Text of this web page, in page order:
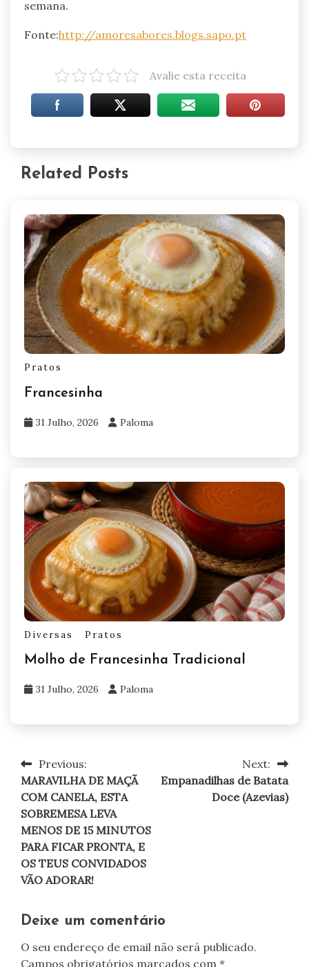
semana.
Fonte:http://amoresabores.blogs.sapo.pt
Avalie esta receita
Related Posts
Pratos
Francesinha
31 Julho, 2026 Paloma
Diversas Pratos
Molho de Francesinha Tradicional
31 Julho, 2026 Paloma
Navegação
de
artigos
Previous:
MARAVILHA DE MAÇÃ
COM CANELA, ESTA
SOBREMESA LEVA
MENOS DE 15 MINUTOS
PARA FICAR PRONTA, E
OS TEUS CONVIDADOS
VÃO ADORAR!
Next:
Empanadilhas de Batata
Doce (Azevias)
Deixe um comentário
O seu endereço de email não será publicado.
Campos obrigatórios marcados com *